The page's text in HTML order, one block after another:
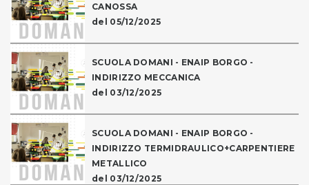
CANOSSA
del 05/12/2025
SCUOLA DOMANI - ENAIP BORGO -
INDIRIZZO MECCANICA
del 03/12/2025
SCUOLA DOMANI - ENAIP BORGO -
INDIRIZZO TERMIDRAULICO+CARPENTIERE
METALLICO
del 03/12/2025